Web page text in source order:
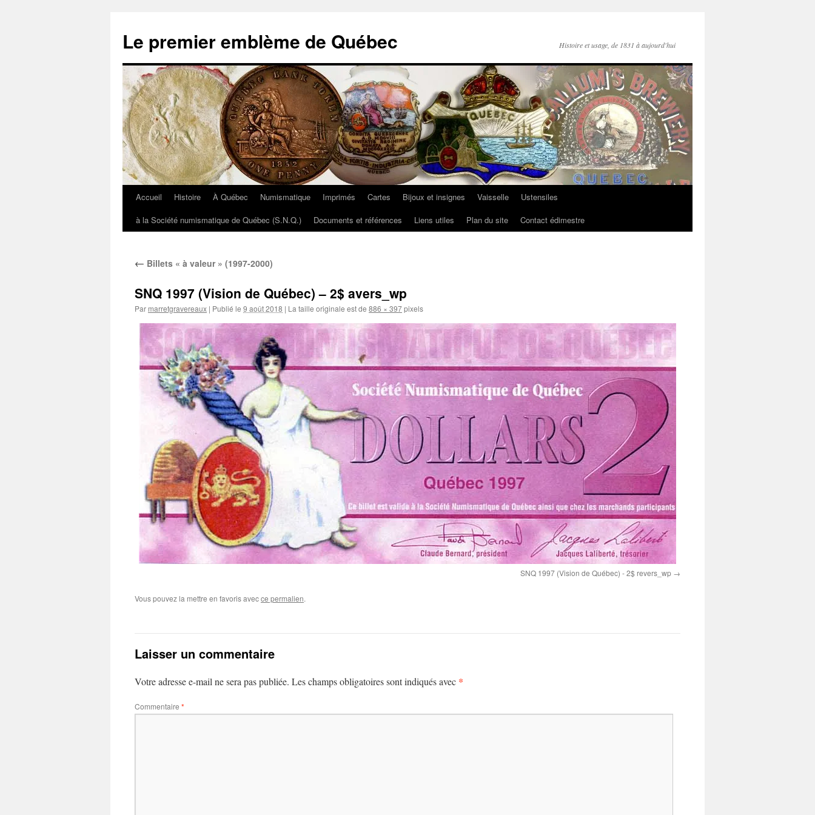
contenu
Le premier emblème de Québec Histoire et usage, de 1831 à aujourd'hui
Accueil Histoire À Québec Numismatique Imprimés Cartes Bijoux et insignes Vaisselle
Ustensiles
à la Société numismatique de Québec (S.N.Q.)
Documents et références Liens utiles Plan du site Contact édimestre
← Billets « à valeur » (1997-2000)
SNQ 1997 (Vision de Québec) – 2$ avers_wp
Par marretgravereaux | Publié le 9 août 2018 | La taille originale est de 886 × 397pixels
SNQ 1997 (Vision de Québec) - 2$ revers_wp
Vous pouvez la mettre en favoris avecce permalien.
Laisser un commentaire
Votre adresse e-mail ne sera pas publiée. Les champs obligatoires sont indiqués avec *
Commentaire *